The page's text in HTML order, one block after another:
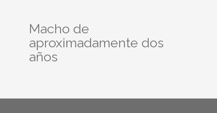
Macho de
aproximadamente dos
años